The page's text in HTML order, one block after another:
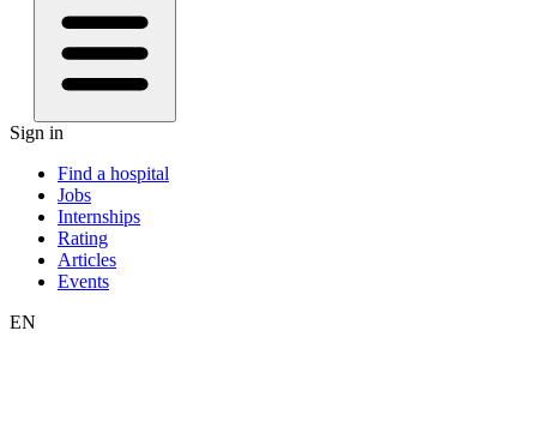
Sign in
Find a hospital
Jobs
Internships
Rating
Articles
Events
EN